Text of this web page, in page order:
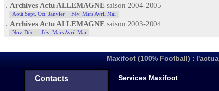
. Archives Actu ALLEMAGNE saison 2004-2005
Août Sept. Oct. Janvier Fév. Mars Avril Mai
. Archives Actu ALLEMAGNE saison 2003-2004
Nov. Déc. Fév. Mars Avril Mai
Maxifoot (100% Football) :
Contacts Services Maxifoot